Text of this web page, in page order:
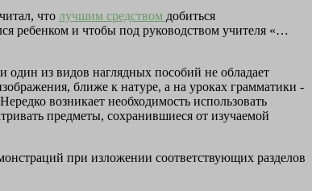
что лучшим средством добиться
ребенком и чтобы под руководством учителя «…
один из видов наглядных пособий не обладает
ближе к натуре, а на уроках грамматики -
возникает необходимость использовать
предметы, сохранившиеся от изучаемой
при изложении соответствующих разделов